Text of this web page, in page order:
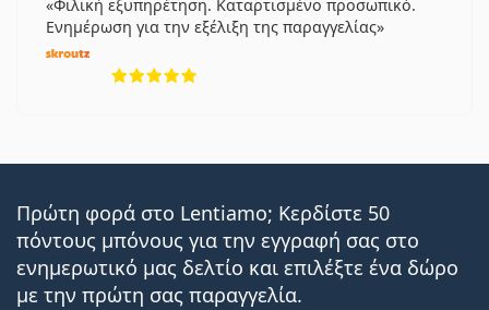
Φιλική εξυπηρέτηση. Καταρτισμένο προσωπικό.
Ενημέρωση για την εξέλιξη της παραγγελίας
Πρώτη φορά στο Lentiamo; Κερδίστε 50
πόντους μπόνους για την εγγραφή σας στο
ενημερωτικό μας δελτίο και επιλέξτε ένα δώρο
με την πρώτη σας παραγγελία.